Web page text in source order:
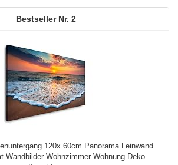
2
120x 60cm Panorama Leinwand
Wandbilder Wohnzimmer Wohnung Deko